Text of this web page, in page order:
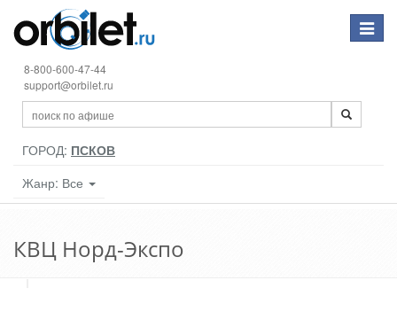
Toggle
8-800-600-47-44
support@orbilet.ru
ГОРОД: ПСКОВ
Жанр: Все
КВЦ Норд-Экспо